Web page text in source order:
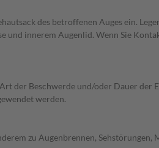
des betroffenen Auges ein.
und innerem Augenlid. Wenn Sie
der Beschwerde und/oder Dauer
werden.
zu Augenbrennen,